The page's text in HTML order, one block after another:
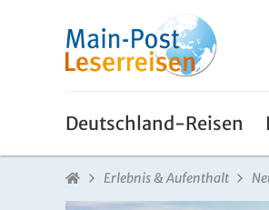
Deutschland-Reisen
Erlebnis & Aufenthalt